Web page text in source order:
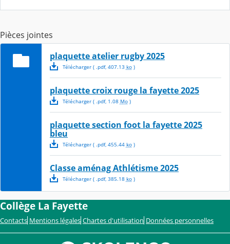
Pièces jointes
plaquette atelier rugby 2025
Télécharger( .pdf, 407.13 ko)
plaquette croix rouge la fayette 2025
Télécharger( .pdf, 1.08 Mo)
plaquette section foot la fayette 2025
bleu
Télécharger( .pdf, 455.44 ko)
Classe aménag Athlétisme 2025
Télécharger( .pdf, 385.18 ko)
Collège La Fayette
Contacts Mentions légales Chartes d'utilisation Données personnelles